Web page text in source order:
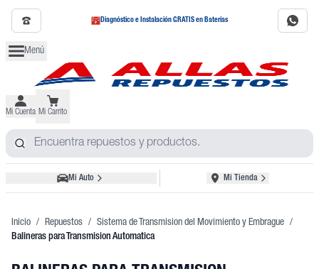
Diagnóstico e Instalación GRATIS en Baterías
Menú
Mi Cuenta Mi Carrito
Mi Auto Mi Tienda
Inicio / Repuestos / Sistema de Transmision del Movimiento y Embrague /
Balineras para Transmision Automatica